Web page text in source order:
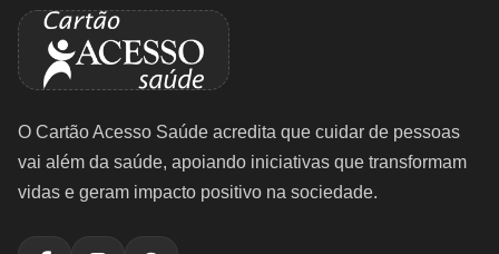
O Cartão Acesso Saúde acredita que cuidar de pessoas
vai além da saúde, apoiando iniciativas que transformam
vidas e geram impacto positivo na sociedade.